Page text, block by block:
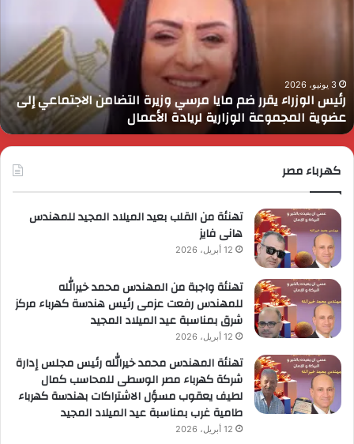
التضامن
الاجتماعي
إلى
عضوية
المجموعة
الوزارية
3 يونيو، 2026
رئيس الوزراء يقرر ضم مايا مرسي وزيرة التضامن الاجتماعي إلى
عضوية المجموعة الوزارية لريادة الأعمال
كهرباء مصر
تهنئة من القلب بعيد الميلاد المجيد للمهندس
هانى فايز
12 أبريل، 2026
تهنئة واجبة من المهندس محمد خيرالله
للمهندس رفعت عزمى رئيس هندسة كهرباء مركز
شرق بمناسبة عيد الميلاد المجيد
12 أبريل، 2026
تهنئة المهندس محمد خيرالله رئيس مجلس إدارة
شركة كهرباء مصر الوسطى للمحاسب كمال
لطيف يعقوب مسؤل الاشتراكات بهندسة كهرباء
طامية غرب بمناسبة عيد الميلاد المجيد
12 أبريل، 2026